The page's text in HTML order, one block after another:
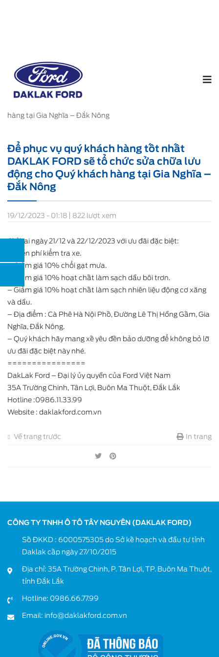
Home Tin tức
hàng tại Gia Nghĩa – Đắk Nông
Để phục vụ quý khách hàng tốt nhất
DAKLAK FORD sẽ tổ chức sửa chữa lưu
động cho Quý khách hàng tại Gia Nghĩa –
Đắk Nông
19/12/2023 - 01:18 822 lượt xem
Chỉ hai ngày 21/12 và 22/12/2023 với ưu đãi đặc biệt:
– Miễn phí kiểm tra xe.
– Giảm giá 10% chổi gạt mưa.
– Giảm giá 10% hoạt chất làm sạch dầu bôi trơn.
– Giảm giá 10% hoạt chất làm sạch nhiên liệu động cơ xăng
và dầu.
– Địa điểm : Cà Phê Hà Nội Phố, Đường Lê Thị Hồng Gấm, Gia
Nghĩa, Đắk Nông.
– Quý khách hãy mang xế yêu đến bảo dưỡng để không bỏ lỡ
ưu đãi đặc biệt này nhé.
================
DakLak Ford – Đại lý ủy quyền của Ford Việt Nam
35A Trường Chinh, Tân Lợi, Buôn Ma Thuột, Đắk Lắk
Hotline :0986.11.33.99
Website : daklakford.com.vn
Về trang trước In trang
CÔNG TY TNHH Ô TÔ TÂY NGUYÊN (DAKLAK FORD)
Số ĐKKD : 6000575305 do Sở kế hoạch và đầu tư tỉnh
Daklak cấp ngày 27/10/2015
Địa chỉ: 35A Trường Chinh, P. Tân Lợi, TP. Buôn Ma Thuột,
tỉnh Đắk Lắk
Hotline: 0986.66.77.99
Email: info@daklakford.com.vn